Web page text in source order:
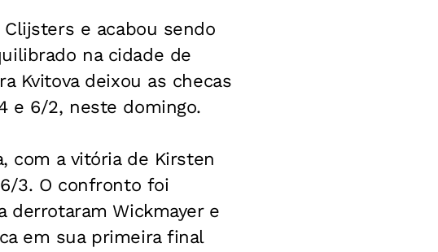
e acabou sendo
na cidade de
Kvitova deixou as checas
e 6/2, neste domingo.
com a vitória de Kirsten
3. O confronto foi
derrotaram Wickmayer e
em sua primeira final